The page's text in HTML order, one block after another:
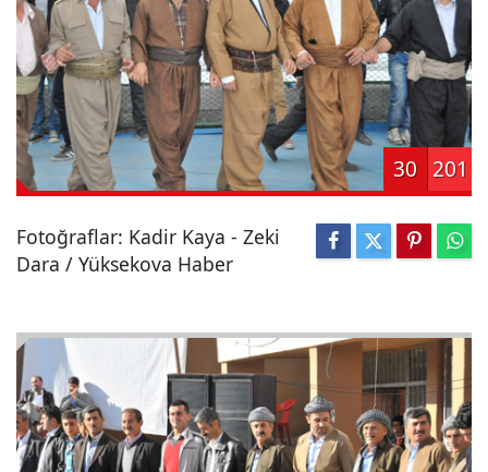
30 201
Fotoğraflar: Kadir Kaya - Zeki
Dara / Yüksekova Haber